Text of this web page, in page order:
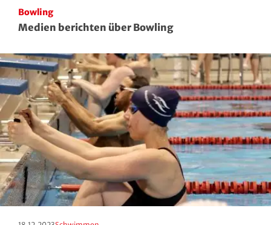
Bowling
Medien berichten über Bowling
Tennis
Tischtennis
Triathlon
Turnen
Volleyball